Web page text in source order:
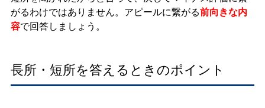
がるわけではありません。アピールに繋がる前向きな内
容で回答しましょう。
長所・短所を答えるときのポイント